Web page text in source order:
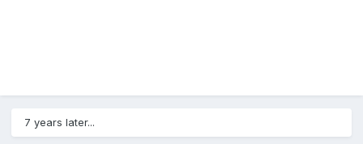
7 years later...